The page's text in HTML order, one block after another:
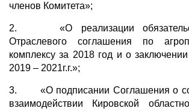
членов Комитета»;
2. «О реализации
Отраслевого соглашения по
комплексу за 2018 год и о
2019 – 2021г.г.»;
3. «О подписании Соглашения о
взаимодействии Кировской